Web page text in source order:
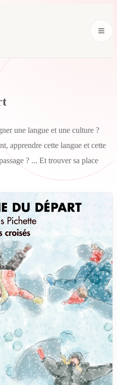
une langue et une culture ?
apprendre cette langue et cette
? ... Et trouver sa place